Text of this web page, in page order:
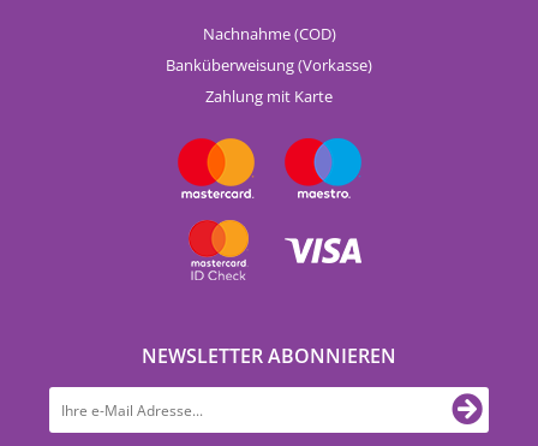
Nachnahme (COD)
Banküberweisung (Vorkasse)
Zahlung mit Karte
NEWSLETTER ABONNIEREN